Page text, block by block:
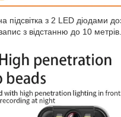
підсвітка з 2 LED діодами
з відстанню до 10 метрів.